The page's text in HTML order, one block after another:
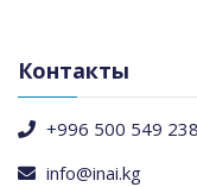
Контакты
+996 500 549 238
info@inai.kg